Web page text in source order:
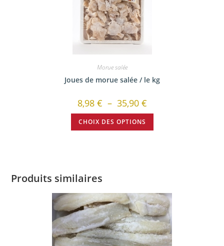
Morue salée
Joues de morue salée / le kg
8,98 € – 35,90 €
CHOIX DES OPTIONS
Produits similaires